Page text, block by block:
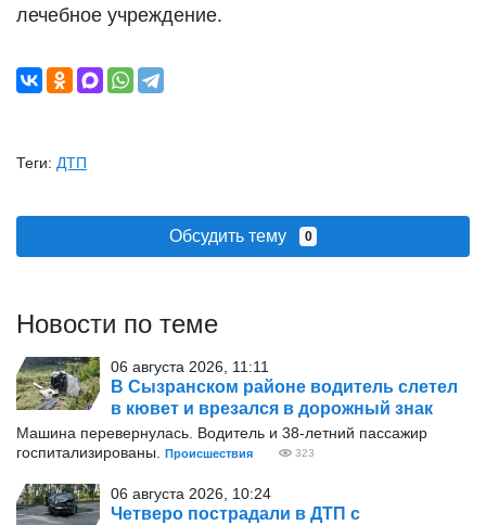
лечебное учреждение.
Теги: ДТП
Обсудить тему 0
Новости по теме
06 августа 2026, 11:11
В Сызранском районе водитель слетел
в кювет и врезался в дорожный знак
Машина перевернулась. Водитель и 38-летний пассажир
госпитализированы.
Происшествия 323
06 августа 2026, 10:24
Четверо пострадали в ДТП с